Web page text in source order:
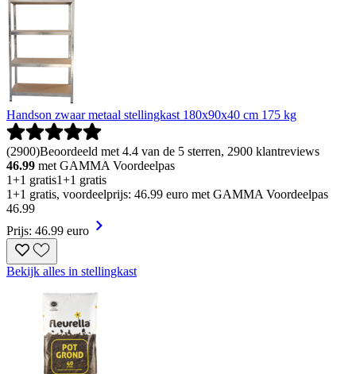
Handson zwaar metaal stellingkast 180x90x40 cm 175 kg
(2900)Beoordeeld met 4.4 van de 5 sterren, 2900 klantreviews
46.99 met GAMMA Voordeelpas
1+1 gratis1+1 gratis
1+1 gratis, voordeelprijs: 46.99 euro met GAMMA Voordeelpas
46.99
Prijs: 46.99 euro
Bekijk alles in stellingkast